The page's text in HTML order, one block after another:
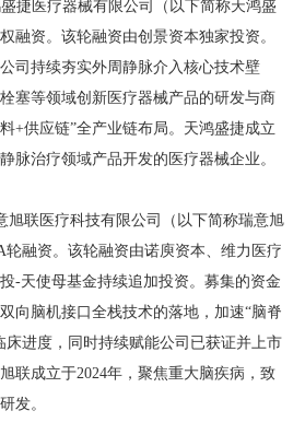
医疗器械有限公司（以下简称天鸿盛
融资。该轮融资由创景资本独家投资。
司持续夯实外周静脉介入核心技术壁
塞等领域创新医疗器械产品的研发与商
+供应链”全产业链布局。天鸿盛捷成立
脉治疗领域产品开发的医疗器械企业。
联医疗科技有限公司（以下简称瑞意旭
轮融资。该轮融资由诺庾资本、维力医疗
-天使母基金持续追加投资。募集的资金
向脑机接口全栈技术的落地，加速“脑脊
床进度，同时持续赋能公司已获证并上市
联成立于2024年，聚焦重大脑疾病，致
发。